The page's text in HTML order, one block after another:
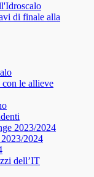
di finale alla
le allieve
2023/2024
2024
dell’IT